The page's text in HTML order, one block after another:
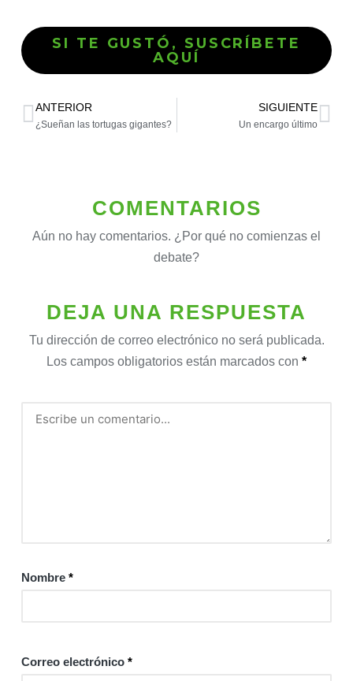
SI TE GUSTÓ, SUSCRÍBETE
AQUÍ
ANTERIOR
¿Sueñan las tortugas gigantes?
SIGUIENTE
Un encargo último
COMENTARIOS
Aún no hay comentarios. ¿Por qué no comienzas el
debate?
DEJA UNA RESPUESTA
Tu dirección de correo electrónico no será publicada.
Los campos obligatorios están marcados con *
Nombre *
Correo electrónico *